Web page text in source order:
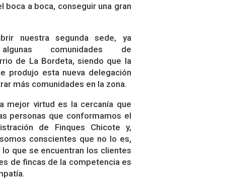
boca a boca, conseguir una gran
nuestra segunda sede, ya
algunas comunidades de
de La Bordeta, siendo que la
produjo esta nueva delegación
más comunidades en la zona.
mejor virtud es la cercanía que
personas que conformamos el
de Finques Chicote y,
conscientes que no lo es,
que se encuentran los clientes
de fincas de la competencia es